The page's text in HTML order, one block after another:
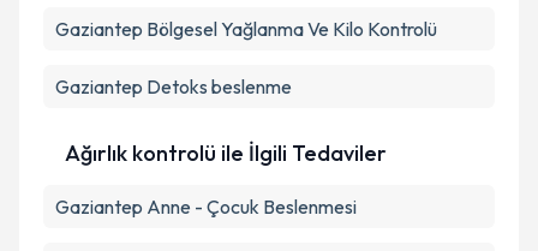
Gaziantep Bölgesel Yağlanma Ve Kilo Kontrolü
Gaziantep Detoks beslenme
Ağırlık kontrolü ile İlgili Tedaviler
Gaziantep Anne - Çocuk Beslenmesi